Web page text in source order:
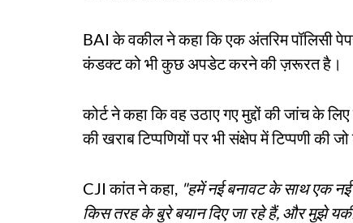
BAI के वकील ने कहा कि एक अंतरिम पॉलिसी
कंडक्ट को भी कुछ अपडेट करने की ज़रूरत है।
कोर्ट ने कहा कि वह उठाए गए मुद्दों की जांच के
की खराब टिप्पणियों पर भी संक्षेप में टिप्पणी
CJI कांत ने कहा, "हमें नई बनावट के साथ एक
किस तरह के बुरे बयान दिए जा रहे हैं, और मुझे